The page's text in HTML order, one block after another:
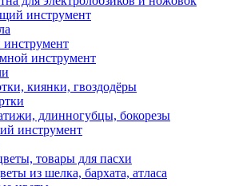
инструмент
инструмент
киянки, гвоздодёры
длинногубцы, бокорезы
инструмент
товары для пасхи
из шелка, бархата, атласа